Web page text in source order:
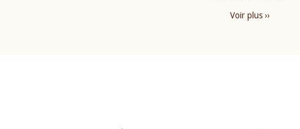
Voir plus ››